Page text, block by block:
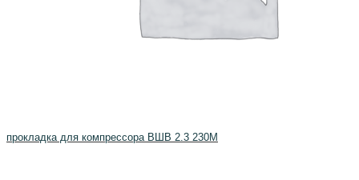
прокладка для компрессора ВШВ 2.3 230М